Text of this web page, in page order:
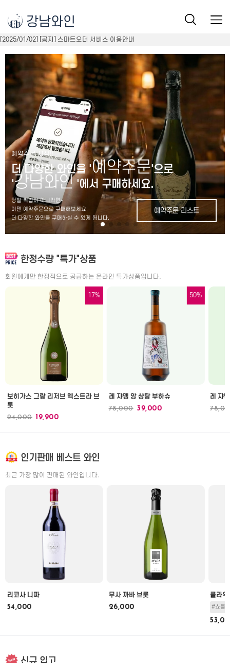
강남와인
예약주문 시작!!
더 다양한 와인을 '예약주문'으로
'강남와인'에서 구매하세요.
당일 픽업이 아니라면~
이젠 예약주문으로 구매해보세요.
더 다양한 와인을 구매하실 수 있게 됩니다.
예약주문 리스트
한정수량 "특가"상품
회원에게만 한정적으로 공급하는 온라인 특가상품입니다.
17%
보히가스 그랑 리저브 엑스트라 브
룻
24,000 19,900
50%
레 쟈뎅 앙 샹탕 부하슈
78,000 39,000
레 쟈
인기판매 베스트 와인
최근 가장 많이 판매된 와인입니다.
리코사 니짜
54,000
무사 까바 브룻
26,000
클라
#쇼블
[2025/01/02] [공지] 스마트오더 서비스 이용안내